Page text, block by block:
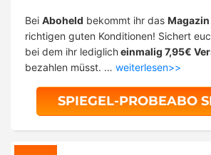
Bei Aboheld bekommt ihr das Magazin
richtigen guten Konditionen! Sichert
bei dem ihr lediglicheinmalig 7,95€
bezahlen müsst. … weiterlesen>>
SPIEGEL-PROBEABO